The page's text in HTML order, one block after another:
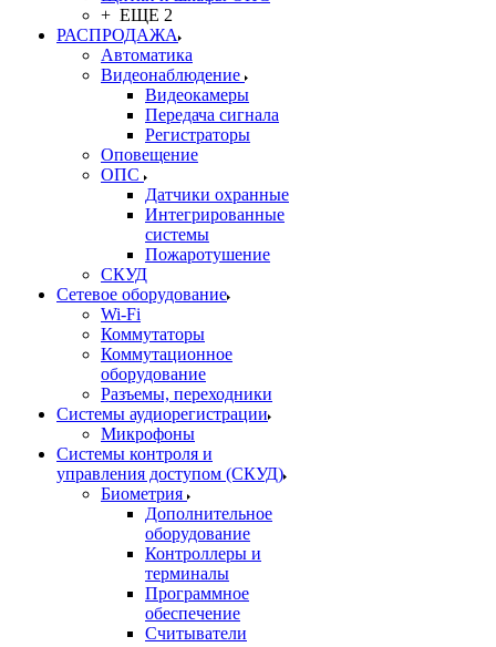
+ ЕЩЕ 2
РАСПРОДАЖА
Автоматика
Видеонаблюдение
Видеокамеры
Передача сигнала
Регистраторы
Оповещение
ОПС
Датчики охранные
Интегрированные
системы
Пожаротушение
СКУД
Сетевое оборудование
Wi-Fi
Коммутаторы
Коммутационное
оборудование
Разъемы, переходники
Системы аудиорегистрации
Микрофоны
Системы контроля и
управления доступом (СКУД)
Биометрия
Дополнительное
оборудование
Контроллеры и
терминалы
Программное
обеспечение
Считыватели